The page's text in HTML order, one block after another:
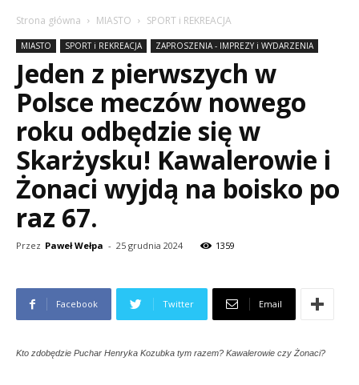
Strona główna MIASTO SPORT i REKREACJA
MIASTO SPORT i REKREACJA ZAPROSZENIA - IMPREZY i WYDARZENIA
Jeden z pierwszych w
Polsce meczów nowego
roku odbędzie się w
Skarżysku! Kawalerowie i
Żonaci wyjdą na boisko po
raz 67.
Przez Paweł Wełpa - 25 grudnia 2024 1359
Facebook Twitter Email
Kto zdobędzie Puchar Henryka Kozubka tym razem? Kawalerowie czy Żonaci?